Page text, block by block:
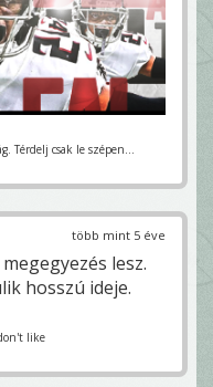
Térdelj csak le szépen...
több mint 5 éve
lesz.
hosszú ideje.
like